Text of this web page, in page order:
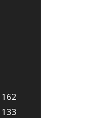
162
133